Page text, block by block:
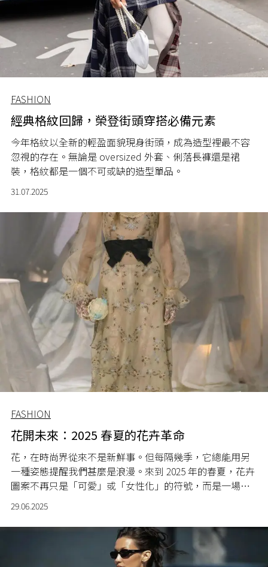
FASHION
經典格紋回歸，榮登街頭穿搭必備元素
今年格紋以全新的輕盈面貌現身街頭，成為造型裡最不容
忽視的存在。無論是 oversized 外套、俐落長褲還是裙
裝，格紋都是一個不可或缺的造型單品。
31.07.2025
FASHION
花開未來：2025 春夏的花卉革命
花，在時尚界從來不是新鮮事。但每隔幾季，它總能用另
一種姿態提醒我們甚麼是浪漫。來到 2025 年的春夏，花卉
圖案不再只是「可愛」或「女性化」的符號，而是一場風
格與記憶的冒險，今年不再是只有刺繡與印花，設計師們
費盡心思，翻舊書、玩科技，也挑戰感官極限。
29.06.2025